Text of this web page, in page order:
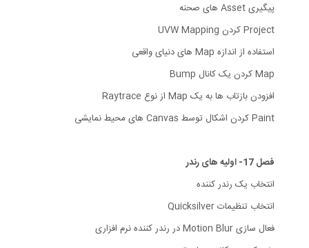
پیگیری Asset های صحنه
Project کردن UVW Mapping
استفاده از اندازه Map های دنیای واقعی
Map کردن یک کانال Bump
افزودن بازتاب ها به یک Map از نوع Raytrace
Paint کردن اشکال توسط Canvas های محیط نمایشی
فصل 17- اولیه های رندر
انتخاب یک رندر کننده
انتخاب تنظیمات Quicksilver
فعال سازی Motion Blur در رندر کننده نرم افزاری